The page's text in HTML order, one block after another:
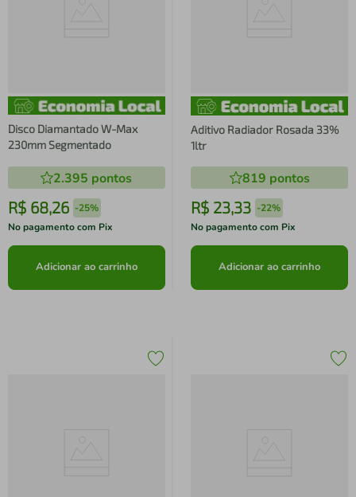
Disco Diamantado W-Max
230mm Segmentado
2.395 pontos
R$ 68,26 -25%
No pagamento com Pix
Adicionar ao carrinho
Aditivo Radiador Rosada 33%
1ltr
819 pontos
R$ 23,33 -22%
No pagamento com Pix
Adicionar ao carrinho